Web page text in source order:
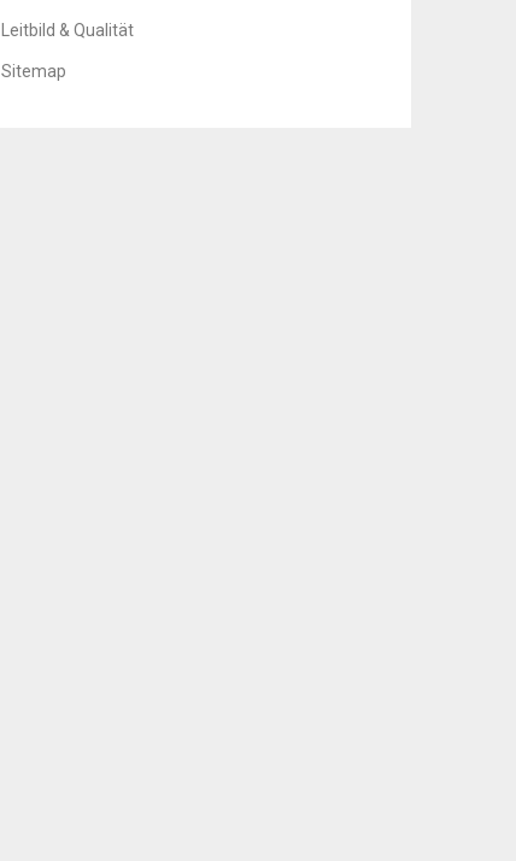
Leitbild & Qualität
Sitemap